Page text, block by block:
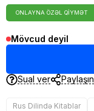
ONLAYNA ÖZƏL QIYMƏT
Mövcud deyil
Sual ver Paylaşın
Rus Dilində Kitablar